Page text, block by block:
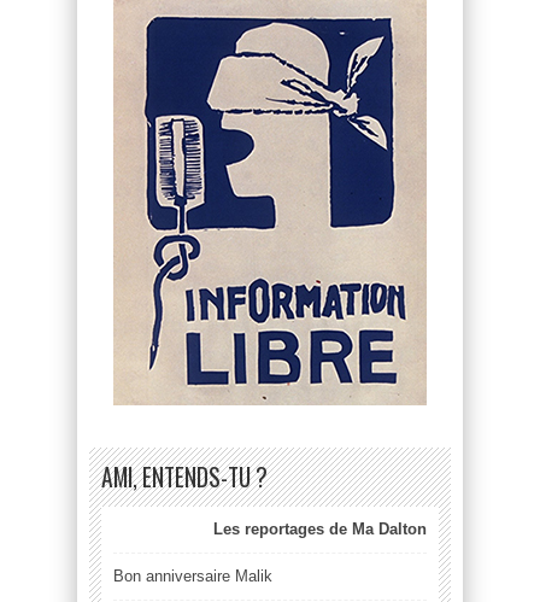
AMI, ENTENDS-TU ?
Les reportages de Ma Dalton
Bon anniversaire Malik